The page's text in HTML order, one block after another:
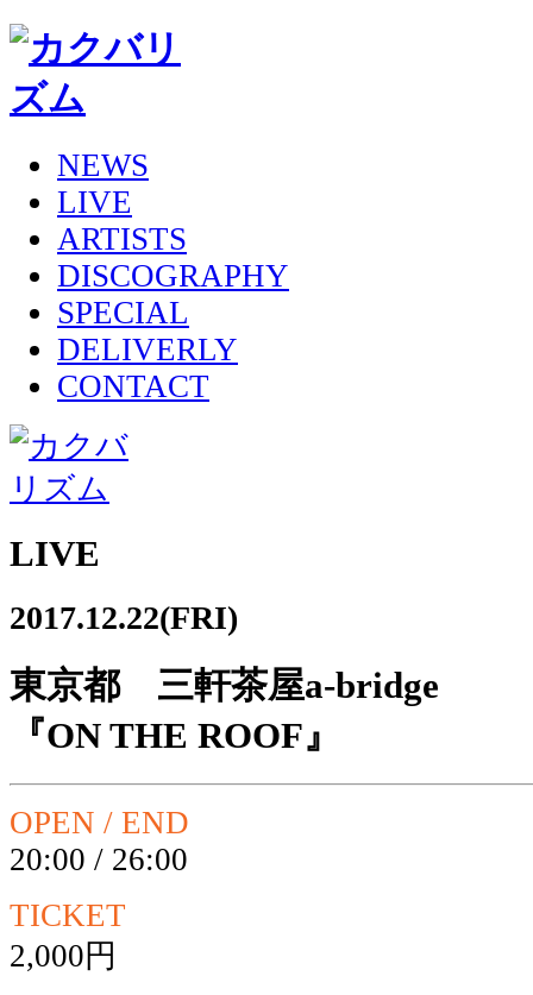
NEWS
LIVE
ARTISTS
DISCOGRAPHY
SPECIAL
DELIVERLY
CONTACT
LIVE
2017.12.22(FRI)
東京都 三軒茶屋a-bridge
『ON THE ROOF』
OPEN / END
20:00 / 26:00
TICKET
2,000円